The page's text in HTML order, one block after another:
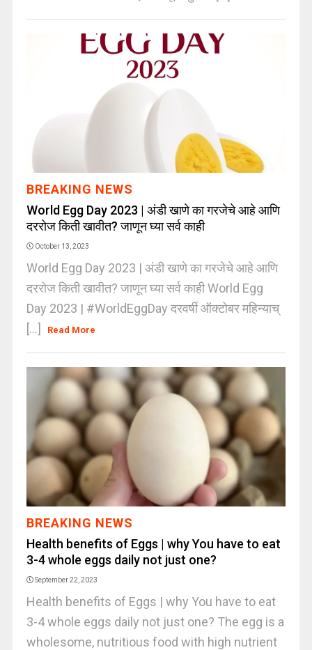
BREAKING NEWS
World Egg Day 2023 | अंडी खाणे का गरजेचे आहे आणि
दररोज किती खावीत? जाणून घ्या सर्व काही
October 13, 2023
World Egg Day 2023 | अंडी खाणे का गरजेचे आहे आणि
दररोज किती खावीत? जाणून घ्या सर्व काही World Egg
Day 2023 | #WorldEggDay दरवर्षी ऑक्टोबर महिन्याच्
[...]
Read More
BREAKING NEWS
Health benefits of Eggs | why You have to eat
3-4 whole eggs daily not just one?
September 22, 2023
Health benefits of Eggs | why You have to eat
3-4 whole eggs daily not just one? The egg is a
wholesome, nutritious food with high nutrient